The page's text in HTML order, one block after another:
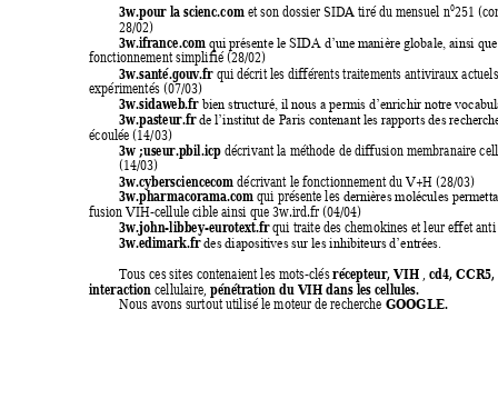
3w.pour la scienc.com et son dossier SIDA tiré du mensuel n0251
28/02)
3w.ifrance.com qui présente le SIDA d’une manière globale, ainsi
fonctionnement simplifié (28/02)
3w.santé.gouv.fr qui décrit les différents traitements antiviraux
expérimentés (07/03)
3w.sidaweb.fr bien structuré, il nous a permis d’enrichir notre
3w.pasteur.fr de l’institut de Paris contenant les rapports des
écoulée (14/03)
3w ;useur.pbil.icp décrivant la méthode de diffusion membranaire
(14/03)
3w.cybersciencecom décrivant le fonctionnement du V+H (28/03)
3w.pharmacorama.com qui présente les dernières molécules
fusion VIH-cellule cible ainsi que 3w.ird.fr (04/04)
3w.john-libbey-eurotext.fr qui traite des chemokines et leur effet
3w.edimark.fr des diapositives sur les inhibiteurs d’entrées.
Tous ces sites contenaient les mots-clés récepteur, VIH , cd4,
interaction cellulaire, pénétrationdu VIH dans les cellules.
Nous avons surtoututilisé le moteur de recherche GOOGLE.